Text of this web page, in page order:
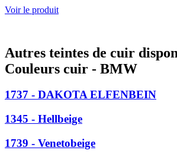
Voir le produit
Autres teintes de cuir
Couleurs cuir - BMW
1737 - DAKOTA ELFENBEIN
1345 - Hellbeige
1739 - Venetobeige